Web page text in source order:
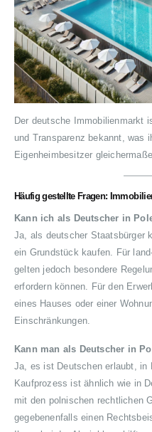
Der deutsche Immobilienmarkt
und Transparenz bekannt, was
Eigenheimbesitzer
Häufig gestellte Fragen:
Kann ich als Deutscher in
Ja, als deutscher Staatsbürger
ein Grundstück kaufen. Für
gelten jedoch besondere
erfordern können. Für den
eines Hauses oder einer
Einschränkungen.
Kann man als Deutscher in
Ja, es ist Deutschen erlaubt, in
Kaufprozess ist ähnlich wie in
mit den polnischen rechtlichen
gegebenenfalls einen